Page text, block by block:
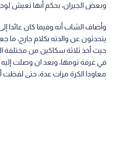
وبعض الجيران، بحكم أنها تعيش
وأضاف الشاب أنه وفيما كان عائدا
يتحدثون عن والدته بكلام جارح، ما
حيث أخذ ثلاثة سكاكين من مختلفة
في غرفة نومها، وبعد ان وصلت
معاودا الكرة مرات عدة، حتى لفظت